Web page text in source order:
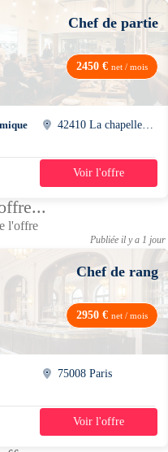
Chef de partie
2450 € net / mois
39h/semaine
Voir l'offre
l'offre
Publiée il y a 1 jour
Chef de rang
2950 € net / mois
75008 Paris
39h/semaine
Voir l'offre